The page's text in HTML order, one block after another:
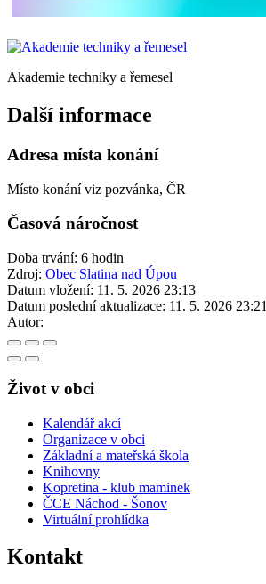
Akademie techniky a řemesel
Další informace
Adresa místa konání
Místo konání viz pozvánka, ČR
Časová náročnost
Doba trvání: 6 hodin
Zdroj: Obec Slatina nad Úpou
Datum vložení: 11. 5. 2026 23:13
Datum poslední aktualizace: 11. 5. 2026 23:21
Autor:
Život v obci
Kalendář akcí
Organizace v obci
Základní a mateřská škola
Knihovny
Kopretina - klub maminek
ČCE Náchod - Šonov
Virtuální prohlídka
Kontakt